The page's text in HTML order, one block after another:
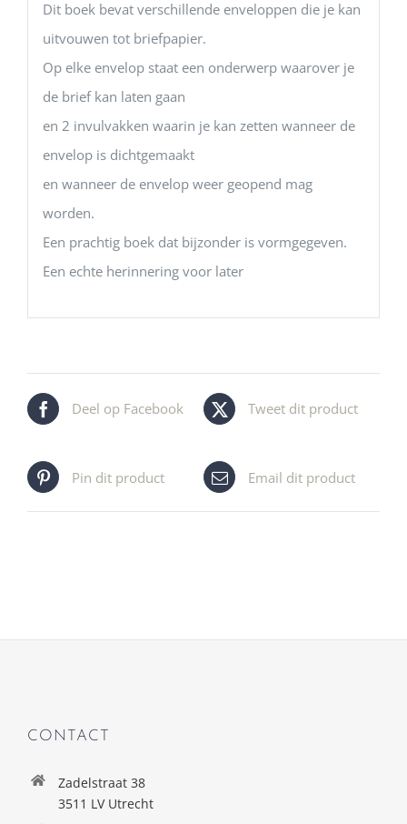
Dit boek bevat verschillende enveloppen die je kan
uitvouwen tot briefpapier.
Op elke envelop staat een onderwerp waarover je
de brief kan laten gaan
en 2 invulvakken waarin je kan zetten wanneer de
envelop is dichtgemaakt
en wanneer de envelop weer geopend mag
worden.
Een prachtig boek dat bijzonder is vormgegeven.
Een echte herinnering voor later
Deel op Facebook Tweet dit product
Pin dit product Email dit product
CONTACT
Zadelstraat 38
3511 LV Utrecht